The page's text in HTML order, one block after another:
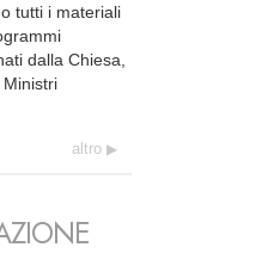
tutti i materiali
dalla Chiesa,
altro